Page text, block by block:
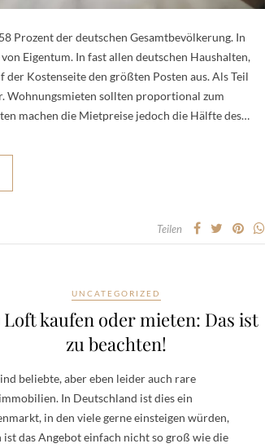
Prozent der deutschen Gesamtbevölkerung. In
Eigentum. In fast allen deutschen Haushalten,
Kostenseite den größten Posten aus. Als Teil
Wohnungsmieten sollten proportional zum
machen die Mietpreise jedoch die Hälfte des…
Teilen
UNCATEGORIZED
Loft kaufen oder mieten: Das ist
zu beachten!
beliebte, aber eben leider auch rare
In Deutschland ist dies ein
in den viele gerne einsteigen würden,
ist das Angebot einfach nicht so groß wie die